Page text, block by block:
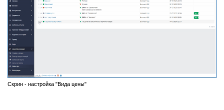
Скрин - настройка "Вида цены"